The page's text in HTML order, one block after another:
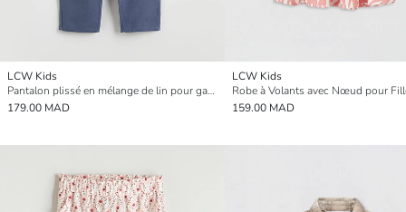
LCW Kids
Pantalon plissé en mélange de lin pour garçons
179.00 MAD
LCW Kids
Robe à Volants avec Nœud pour
159.00 MAD